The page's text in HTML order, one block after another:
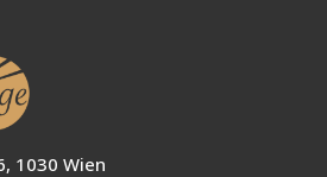
1030 Wien